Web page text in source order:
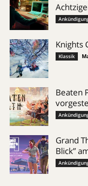
Knights
Klassik
Beaten
Grand
Blick”